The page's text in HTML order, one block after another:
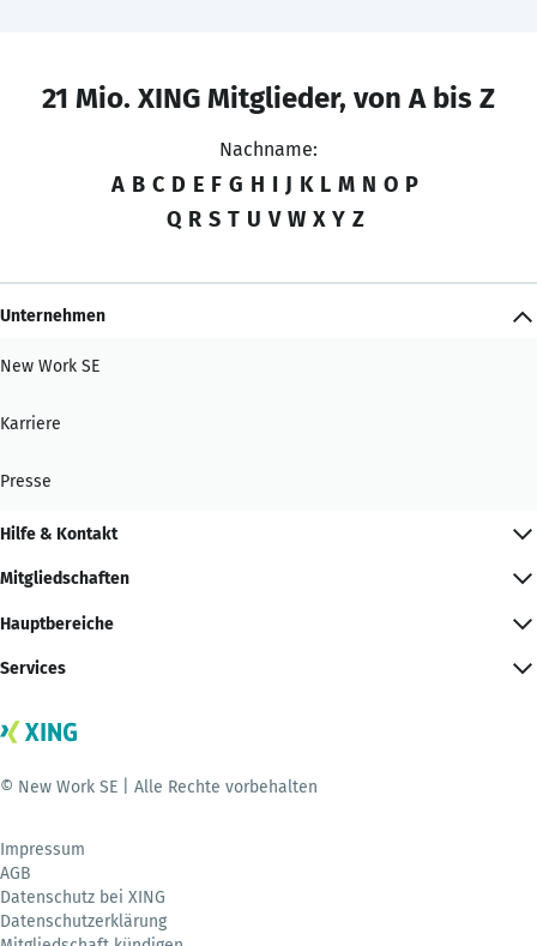
21 Mio. XING Mitglieder, von A bis Z
Nachname:
A B C D E F G H I J K L M N O P
Q R S T U V W X Y Z
Unternehmen
New Work SE
Karriere
Presse
Hilfe & Kontakt
Mitgliedschaften
Hauptbereiche
Services
© New Work SE | Alle Rechte vorbehalten
Impressum
AGB
Datenschutz bei XING
Datenschutzerklärung